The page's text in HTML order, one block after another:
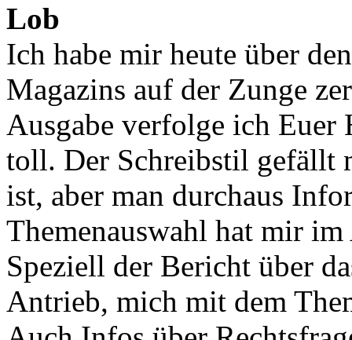
Lob
Ich habe mir heute über
Magazins auf der Zunge
Ausgabe verfolge ich Euer
toll. Der Schreibstil gefällt
ist, aber man durchaus
Themenauswahl hat mir
Speziell der Bericht über
Antrieb, mich mit dem